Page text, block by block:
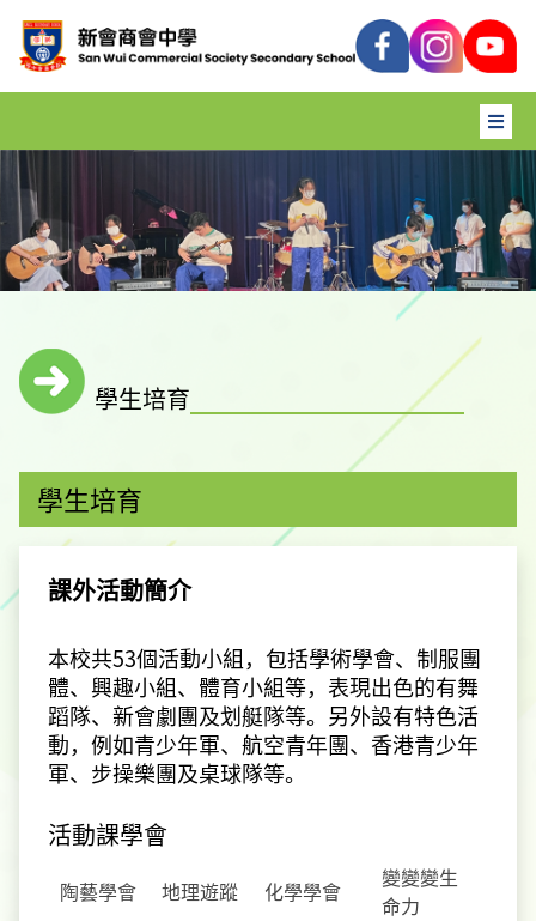
學生培育
學生培育
課外活動簡介
本校共53個活動小組，包括學術學會、制服團
體、興趣小組、體育小組等，表現出色的有舞
蹈隊、新會劇團及划艇隊等。另外設有特色活
動，例如青少年軍、航空青年團、香港青少年
軍、步操樂團及桌球隊等。
活動課學會
陶藝學會 地理遊蹤 化學學會
變變變生
命力